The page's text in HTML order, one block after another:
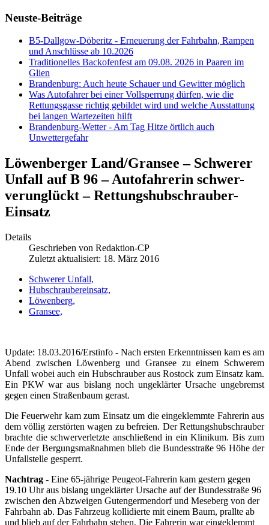
Neuste-Beiträge
B5-Dallgow-Döberitz - Erneuerung der Fahrbahn, Rampen
und Anschlüsse ab 10.2026
Traditionelles Backofenfest am 09.08. 2026 in Paaren im
Glien
Brandenburg: Auch heute Schauer und Gewitter möglich
Was Autofahrer bei einer Vollsperrung dürfen, wie die
Rettungsgasse richtig gebildet wird und welche Ausstattung
bei langen Wartezeiten hilft
Brandenburg-Wetter - Am Tag Hitze örtlich auch
Unwettergefahr
Löwenberger Land/Gransee – Schwerer
Unfall auf B 96 – Autofahrerin schwer-
verunglückt – Rettungshubschrauber-
Einsatz
Details
Geschrieben von Redaktion-CP
Zuletzt aktualisiert: 18. März 2016
Schwerer Unfall,
Hubschraubereinsatz,
Löwenberg,
Gransee,
Update: 18.03.2016/Erstinfo - Nach ersten Erkenntnissen kam es am
Abend zwischen Löwenberg und Gransee zu einem Schwerem
Unfall wobei auch ein Hubschrauber aus Rostock zum Einsatz kam.
Ein PKW war aus bislang noch ungeklärter Ursache ungebremst
gegen einen Straßenbaum gerast.
Die Feuerwehr kam zum Einsatz um die eingeklemmte Fahrerin aus
dem völlig zerstörten wagen zu befreien. Der Rettungshubschrauber
brachte die schwerverletzte anschließend in ein Klinikum. Bis zum
Ende der Bergungsmaßnahmen blieb die Bundesstraße 96 Höhe der
Unfallstelle gesperrt.
Nachtrag - Eine 65-jährige Peugeot-Fahrerin kam gestern gegen
19.10 Uhr aus bislang ungeklärter Ursache auf der Bundesstraße 96
zwischen den Abzweigen Gutengermendorf und Meseberg von der
Fahrbahn ab. Das Fahrzeug kollidierte mit einem Baum, prallte ab
und blieb auf der Fahrbahn stehen. Die Fahrerin war eingeklemmt